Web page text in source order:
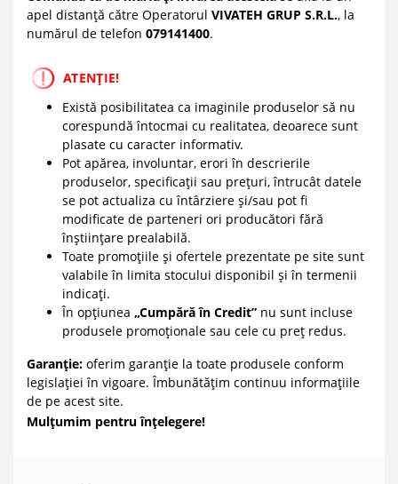
apel distanță către Operatorul VIVATEH GRUP S.R.L., la
numărul de telefon 079141400.
ATENȚIE!
Există posibilitatea ca imaginile produselor să nu
corespundă întocmai cu realitatea, deoarece sunt
plasate cu caracter informativ.
Pot apărea, involuntar, erori în descrierile
produselor, specificații sau prețuri, întrucât datele
se pot actualiza cu întârziere și/sau pot fi
modificate de parteneri ori producători fără
înștiințare prealabilă.
Toate promoțiile și ofertele prezentate pe site sunt
valabile în limita stocului disponibil și în termenii
indicați.
În opțiunea „Cumpără în Credit” nu sunt incluse
produsele promoționale sau cele cu preț redus.
Garanție: oferim garanție la toate produsele conform
legislației în vigoare. Îmbunătățim continuu informațiile
de pe acest site.
Mulțumim pentru înțelegere!